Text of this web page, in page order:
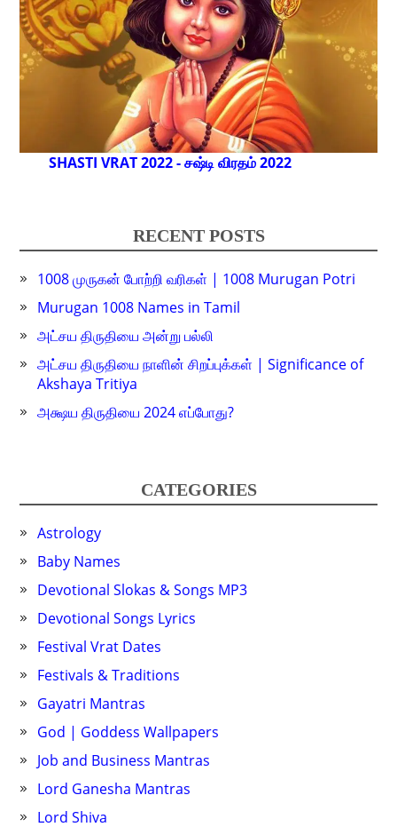
SHASTI VRAT 2022 - சஷ்டி விரதம் 2022
RECENT POSTS
1008 முருகன் போற்றி வரிகள் | 1008 Murugan Potri
Murugan 1008 Names in Tamil
அட்சய திருதியை அன்று பல்லி
அட்சய திருதியை நாளின் சிறப்புக்கள் | Significance of
Akshaya Tritiya
அக்ஷய திருதியை 2024 எப்போது?
CATEGORIES
Astrology
Baby Names
Devotional Slokas & Songs MP3
Devotional Songs Lyrics
Festival Vrat Dates
Festivals & Traditions
Gayatri Mantras
God | Goddess Wallpapers
Job and Business Mantras
Lord Ganesha Mantras
Lord Shiva